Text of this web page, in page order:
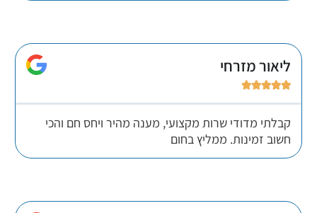
ליאור מזרחי





קבלתי מדודי שרות מקצועי, מענה מהיר ויחס חם והכי
חשוב זמינות. ממליץ בחום